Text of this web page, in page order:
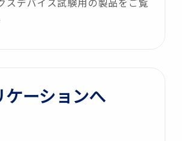
ケーションへ